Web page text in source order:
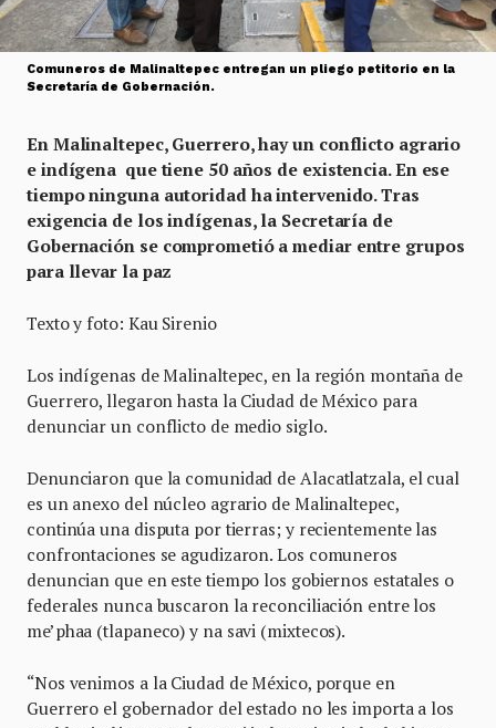
Comuneros de Malinaltepec entregan un pliego petitorio en la
Secretaría de Gobernación.
En Malinaltepec, Guerrero, hay un conflicto agrario
e indígena que tiene 50 años de existencia. En ese
tiempo ninguna autoridad ha intervenido. Tras
exigencia de los indígenas, la Secretaría de
Gobernación se comprometió a mediar entre grupos
para llevar la paz
Texto y foto: Kau Sirenio
Los indígenas de Malinaltepec, en la región montaña de
Guerrero, llegaron hasta la Ciudad de México para
denunciar un conflicto de medio siglo.
Denunciaron que la comunidad de Alacatlatzala, el cual
es un anexo del núcleo agrario de Malinaltepec,
continúa una disputa por tierras; y recientemente las
confrontaciones se agudizaron. Los comuneros
denuncian que en este tiempo los gobiernos estatales o
federales nunca buscaron la reconciliación entre los
me’phaa (tlapaneco) y na savi (mixtecos).
“Nos venimos a la Ciudad de México, porque en
Guerrero el gobernador del estado no les importa a los